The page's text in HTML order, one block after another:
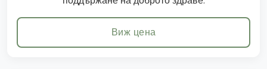
Виж цена